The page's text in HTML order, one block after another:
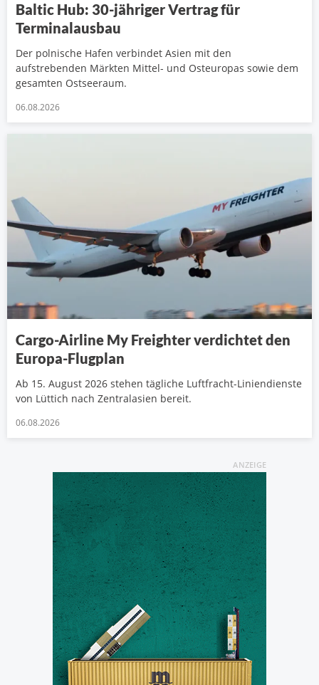
Baltic Hub: 30-jähriger Vertrag für
Terminalausbau
Der polnische Hafen verbindet Asien mit den
aufstrebenden Märkten Mittel- und Osteuropas sowie dem
gesamten Ostseeraum.
06.08.2026
Cargo-Airline My Freighter verdichtet den
Europa-Flugplan
Ab 15. August 2026 stehen tägliche Luftfracht-Liniendienste
von Lüttich nach Zentralasien bereit.
06.08.2026
ANZEIGE